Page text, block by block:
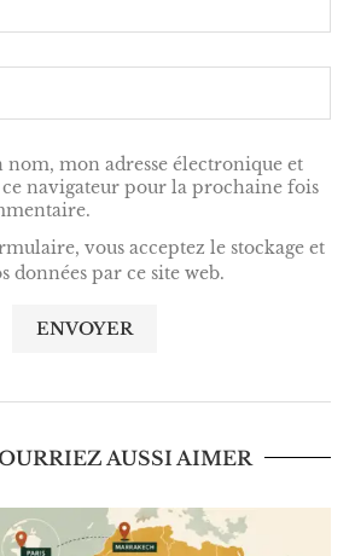
mon adresse électronique et
ce navigateur pour la prochaine fois
vous acceptez le stockage et
données par ce site web.
AUSSI AIMER